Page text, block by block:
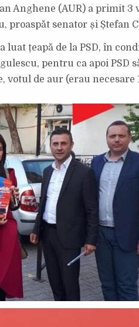
NICU
PRIETENUL
LUI
ȘTEFAN,
A
VOTAT
CU
UL.
Anghene (AUR) a primit 3
proaspăt senator și Ștefan
luat țeapă de la PSD, în
pentru ca apoi PSD
de aur (erau necesare